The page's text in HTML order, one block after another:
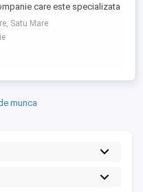
care este specializata
de sisteme electrice și
inclusiv pentru vehicule cu
componente critice pentru
...
Satu Mare
munca